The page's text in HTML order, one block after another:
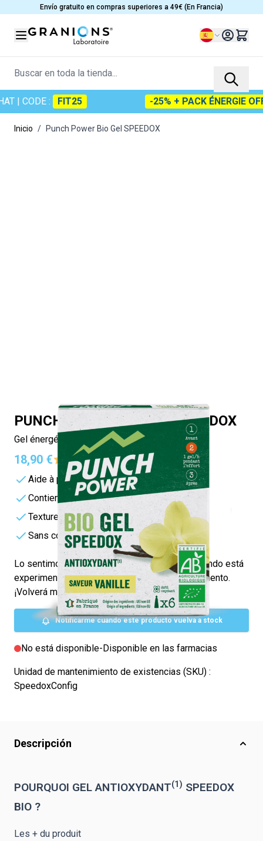
Ir al contenidoEnvío gratuito en compras superiores a 49€ (En Francia)
Lenguaje
Buscar en toda la tienda...
| CODE : FIT25 -25% + PACK ÉNERGIE
Inicio / Punch Power Bio Gel SPEEDOX
PUNCH POWER BIO GEL SPEEDOX
Gel énergétique antioxydant
18,90 € 4.7/5 - 37 reviews
Aide à prévenir les crampes
Contient de la vitamine C
Texture fluide
Sans colorant ni conservateur
Lo sentimos, pero el producto que estás buscando está
experimentando una alta demanda en este momento.
¡Volverá muy pronto!
Notificarme cuando este producto vuelva a stock
No está disponible-Disponible en las farmacias
Unidad de mantenimiento de existencias (SKU) :
SpeedoxConfig
Descripción
POURQUOI GEL ANTIOXYDANT(1) SPEEDOX
BIO ?
Les + du produit